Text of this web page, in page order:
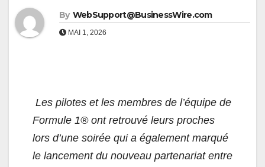
By WebSupport@BusinessWire.com
MAI 1, 2026
Les pilotes et les membres de l’équipe de
Formule 1® ont retrouvé leurs proches
lors d’une soirée qui a également marqué
le lancement du nouveau partenariat entre